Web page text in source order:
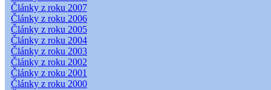
Články z roku 2007
Články z roku 2006
Články z roku 2005
Články z roku 2004
Články z roku 2003
Články z roku 2002
Články z roku 2001
Články z roku 2000